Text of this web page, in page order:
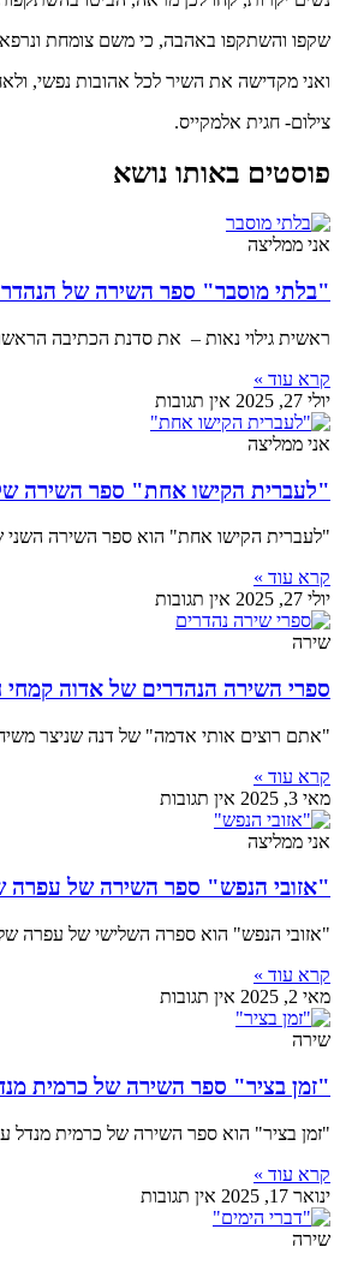
שקפו והשתקפו באהבה, כי משם צומחת
ואני מקדישה את השיר לכל אהובות נפשי,
צילום- חגית אלמקייס.
פוסטים באותו נושא
אני ממליצה
"בלתי מוסבר" ספר השירה של
ראשית גילוי נאות – את סדנת הכתיבה
קרא עוד »
יולי 27, 2025
אין תגובות
אני ממליצה
"לעברית הקישו אחת" ספר השירה
"לעברית הקישו אחת" הוא ספר השירה השני
קרא עוד »
יולי 27, 2025
אין תגובות
שירה
ספרי השירה הנהדרים של אדוה קמחי
"אתם רוצים אותי אדמה" של דנה שניצר משיח
קרא עוד »
מאי 3, 2025
אין תגובות
אני ממליצה
"אזובי הנפש" ספר השירה של עפרה
"אזובי הנפש" הוא ספרה השלישי של עפרה
קרא עוד »
מאי 2, 2025
אין תגובות
שירה
"זמן בציר" ספר השירה של כרמית
"זמן בציר" הוא ספר השירה של כרמית מנדל
קרא עוד »
ינואר 17, 2025
אין תגובות
שירה